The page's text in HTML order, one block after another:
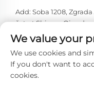
Add: Soba 1208,
četvrt Shinan,
-Tel: +86-53285879528
E-mail:[email
We value your
We use cookies and
If you don't want to
cookies.